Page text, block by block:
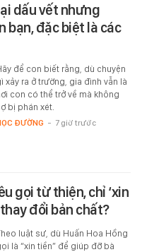
dấu vết nhưng
bạn, đặc biệt là các
để con biết rằng, dù chuyện
xảy ra ở trường, gia đình vẫn là
con có thể trở về mà không
bị phán xét.
ĐƯỜNG - 7 giờ trước
gọi từ thiện, chỉ ‘xin
đổi bản chất?
luật sư, dù Huấn Hoa Hồng
là “xin tiền” để giúp đỡ bà